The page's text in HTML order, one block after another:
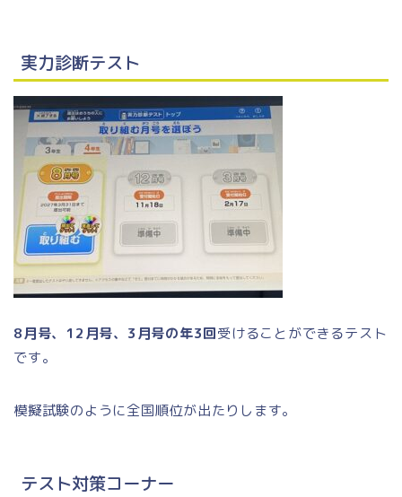
実力診断テスト
8月号、12月号、3月号の年3回受けることができるテスト
です。
模擬試験のように全国順位が出たりします。
テスト対策コーナー